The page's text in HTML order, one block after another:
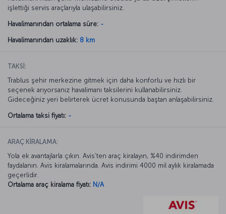
işlettiği servis araçlarıyla ulaşabilirsiniz.
Havalimanından ortalama süre: -
Havalimanından uzaklık: 8 km
TAKSİ:
Trablus şehir merkezine gitmek için daha konforlu ve hızlı bir
seçenek arıyorsanız havalimanı taksilerini kullanabilirsiniz.
Gideceğiniz yeri belirterek ücret konusunda baştan anlaşabilirsiniz.
Ortalama taksi fiyatı: -
ARAÇ KİRALAMA:
Yola ek avantajlarla çıkın. Avis’ten araç kiralayın, %40 indirimden
faydalanın. Avis kiralamalarında. Avis indirimi 4000 mil aylık kiralamada
geçerlidir.
Ortalama araç kiralama fiyatı: N/A